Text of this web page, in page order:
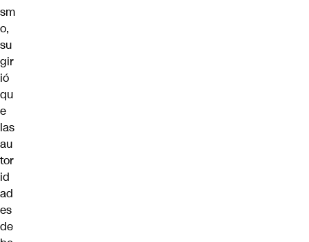
sm
o,
su
gir
ió
qu
e
las
au
tor
id
ad
es
de